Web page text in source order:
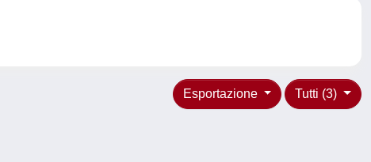
Tutti (3)
Esportazione